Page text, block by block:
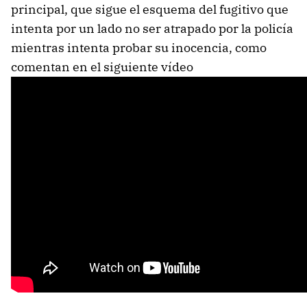
principal, que sigue el esquema del fugitivo que
intenta por un lado no ser atrapado por la policía
mientras intenta probar su inocencia, como
comentan en el siguiente vídeo